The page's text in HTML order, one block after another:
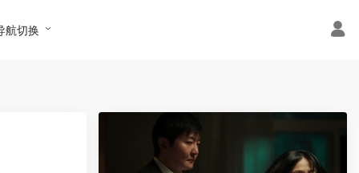
航切换